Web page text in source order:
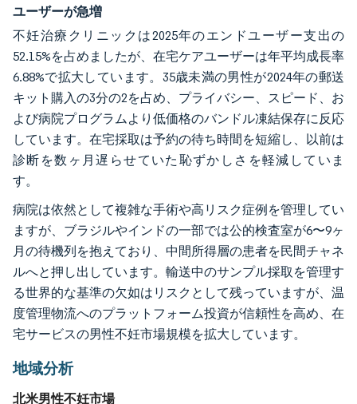
ユーザーが急増
不妊治療クリニックは2025年のエンドユーザー支出の
52.15%を占めましたが、在宅ケアユーザーは年平均成長率
6.88%で拡大しています。35歳未満の男性が2024年の郵送
キット購入の3分の2を占め、プライバシー、スピード、お
よび病院プログラムより低価格のバンドル凍結保存に反応
しています。在宅採取は予約の待ち時間を短縮し、以前は
診断を数ヶ月遅らせていた恥ずかしさを軽減していま
す。
病院は依然として複雑な手術や高リスク症例を管理してい
ますが、ブラジルやインドの一部では公的検査室が6〜9ヶ
月の待機列を抱えており、中間所得層の患者を民間チャネ
ルへと押し出しています。輸送中のサンプル採取を管理す
る世界的な基準の欠如はリスクとして残っていますが、温
度管理物流へのプラットフォーム投資が信頼性を高め、在
宅サービスの男性不妊市場規模を拡大しています。
地域分析
北米男性不妊市場